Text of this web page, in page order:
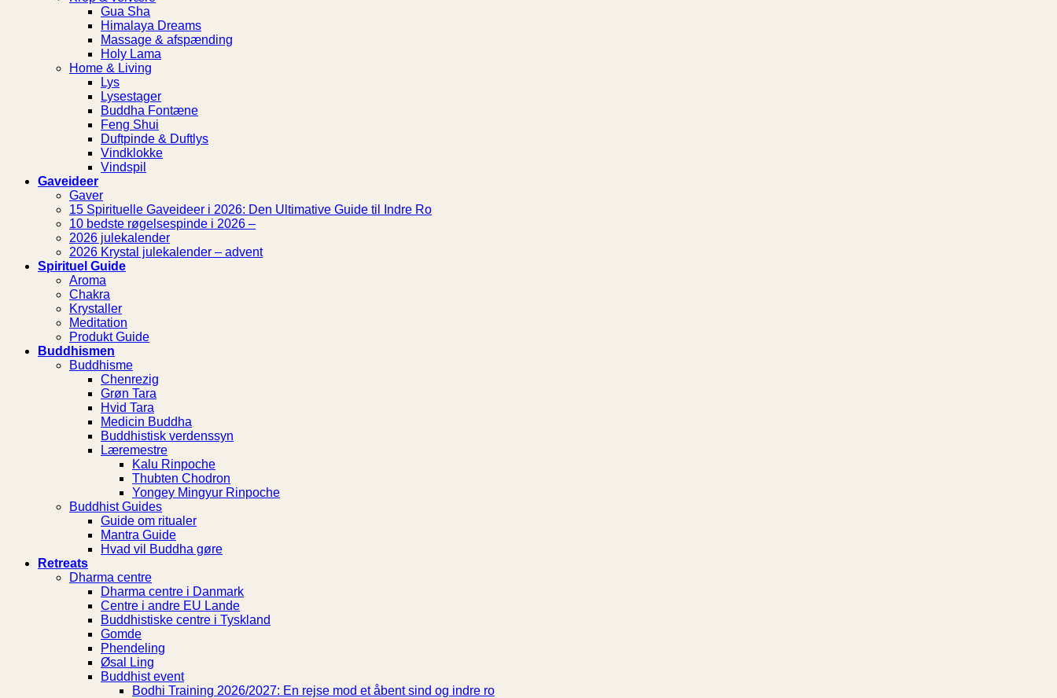
Gua Sha
Himalaya Dreams
Massage & afspænding
Holy Lama
Home & Living
Lys
Lysestager
Buddha Fontæne
Feng Shui
Duftpinde & Duftlys
Vindklokke
Vindspil
Gaveideer
Gaver
15 Spirituelle Gaveideer i 2026: Den Ultimative Guide til Indre Ro
10 bedste røgelsespinde i 2026 –
2026 julekalender
2026 Krystal julekalender – advent
Spirituel Guide
Aroma
Chakra
Krystaller
Meditation
Produkt Guide
Buddhismen
Buddhisme
Chenrezig
Grøn Tara
Hvid Tara
Medicin Buddha
Buddhistisk verdenssyn
Læremestre
Kalu Rinpoche
Thubten Chodron
Yongey Mingyur Rinpoche
Buddhist Guides
Guide om ritualer
Mantra Guide
Hvad vil Buddha gøre
Retreats
Dharma centre
Dharma centre i Danmark
Centre i andre EU Lande
Buddhistiske centre i Tyskland
Gomde
Phendeling
Øsal Ling
Buddhist event
Bodhi Training 2026/2027: En rejse mod et åbent sind og indre ro